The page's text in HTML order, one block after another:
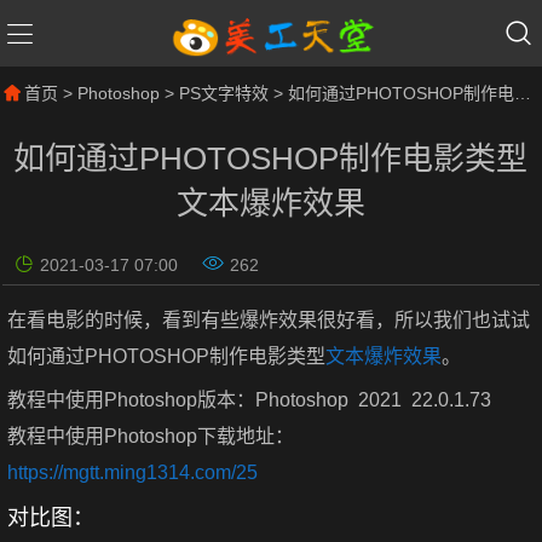
首页 > Photoshop > PS文字特效 > 如何通过PHOTOSHOP制作电影类型文本爆炸效果
如何通过PHOTOSHOP制作电影类型
文本爆炸效果
2021-03-17 07:00 262
在看电影的时候，看到有些爆炸效果很好看，所以我们也试试
如何通过PHOTOSHOP制作电影类型文本爆炸效果。
教程中使用Photoshop版本：Photoshop 2021 22.0.1.73
教程中使用Photoshop下载地址：
https://mgtt.ming1314.com/25
对比图：